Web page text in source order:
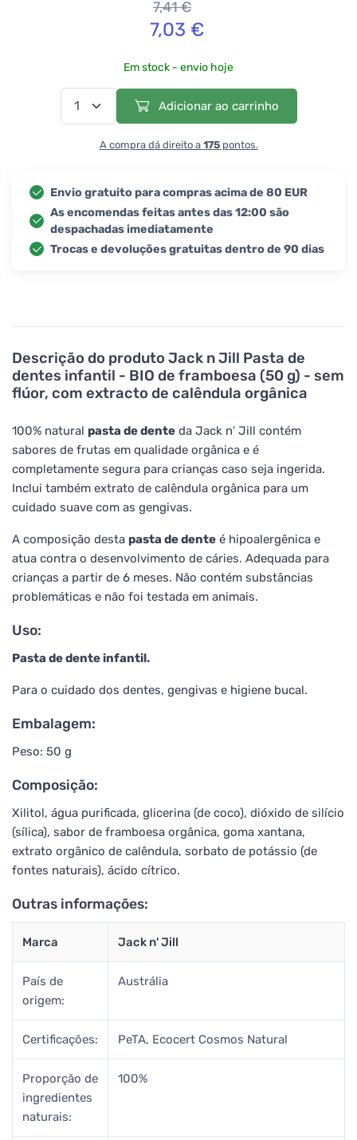
Descrição do produto Jack n Jill Pasta de
dentes infantil - BIO de framboesa (50 g) - sem
flúor, com extracto de calêndula orgânica
100% natural pasta de dente da Jack n' Jill contém
sabores de frutas em qualidade orgânica e é
completamente segura para crianças caso seja ingerida.
Inclui também extrato de calêndula orgânica para um
cuidado suave com as gengivas.
A composição desta pasta de dente é hipoalergênica e
atua contra o desenvolvimento de cáries. Adequada para
crianças a partir de 6 meses. Não contém substâncias
problemáticas e não foi testada em animais.
Uso:
Pasta de dente infantil.
Para o cuidado dos dentes, gengivas e higiene bucal.
Embalagem:
Peso: 50 g
Composição:
Xilitol, água purificada, glicerina (de coco), dióxido de silício
(sílica), sabor de framboesa orgânica, goma xantana,
extrato orgânico de calêndula, sorbato de potássio (de
fontes naturais), ácido cítrico.
Outras informações:
Marca Jack n' Jill
País de
origem:
Austrália
Certificações: PeTA, Ecocert Cosmos Natural
Proporção de
ingredientes
naturais:
100%
7,41 €
7,03 €
Em stock - envio hoje
Adicionar ao carrinho
A compra dá direito a 175pontos.
Envio gratuito para compras acima de 80 EUR
As encomendas feitas antes das 12:00 são
despachadas imediatamente
Trocas e devoluções gratuitas dentro de 90 dias